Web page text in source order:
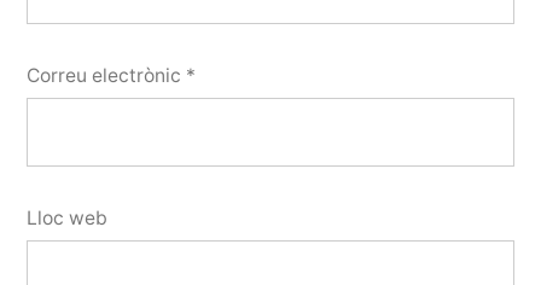
Correu electrònic *
Lloc web